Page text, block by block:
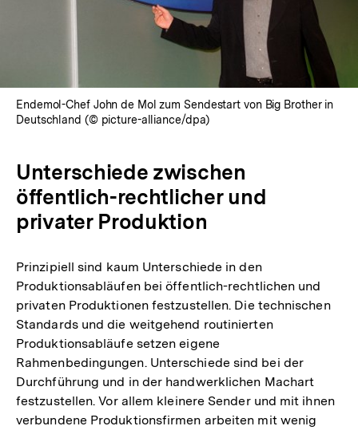
Endemol-Chef John de Mol zum Sendestart von Big Brother in
Deutschland (© picture-alliance/dpa)
Unterschiede zwischen
öffentlich-rechtlicher und
privater Produktion
Prinzipiell sind kaum Unterschiede in den
Produktionsabläufen bei öffentlich-rechtlichen und
privaten Produktionen festzustellen. Die technischen
Standards und die weitgehend routinierten
Produktionsabläufe setzen eigene
Rahmenbedingungen. Unterschiede sind bei der
Durchführung und in der handwerklichen Machart
festzustellen. Vor allem kleinere Sender und mit ihnen
verbundene Produktionsfirmen arbeiten mit wenig